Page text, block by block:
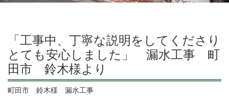
「工事中、丁寧な説明をしてくださり
とても安心しました」 漏水工事 町
田市 鈴木様より
町田市 鈴木様 漏水工事